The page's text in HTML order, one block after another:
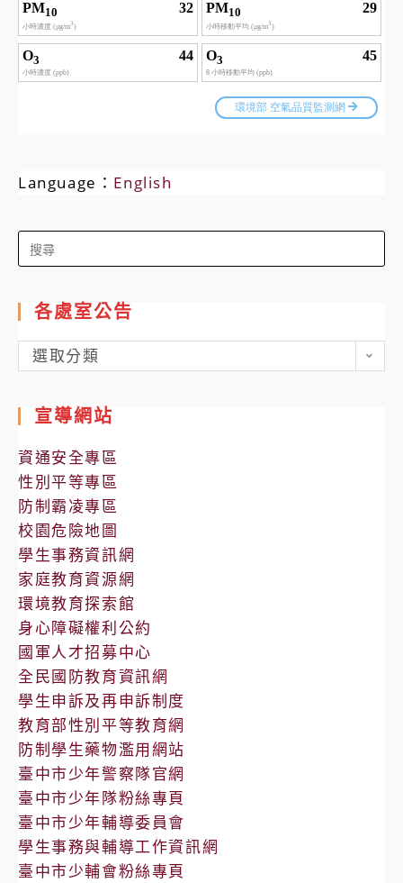
Language： English
Search
for:
各處室公告
各
處
公
告
選取分類
宣導網站
資通安全專區
性別平等專區
防制霸凌專區
校園危險地圖
學生事務資訊網
家庭教育資源網
環境教育探索館
身心障礙權利公約
國軍人才招募中心
全民國防教育資訊網
學生申訴及再申訴制度
教育部性別平等教育網
防制學生藥物濫用網站
臺中市少年警察隊官網
臺中市少年隊粉絲專頁
臺中市少年輔導委員會
學生事務與輔導工作資訊網
臺中市少輔會粉絲專頁